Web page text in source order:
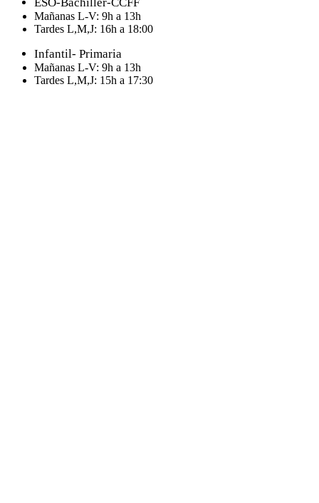
ESO-Bachiller-CCFF
Mañanas L-V: 9h a 13h
Tardes L,M,J: 16h a 18:00
Infantil- Primaria
Mañanas L-V: 9h a 13h
Tardes L,M,J: 15h a 17:30